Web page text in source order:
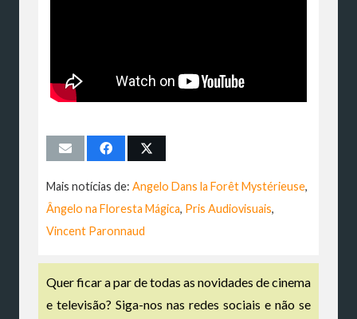
Mais notícias de: Angelo Dans la Forêt Mystérieuse,
Ângelo na Floresta Mágica, Pris Audiovisuais,
Vincent Paronnaud
Quer ficar a par de todas as novidades de cinema
e televisão? Siga-nos nas redes sociais e não se